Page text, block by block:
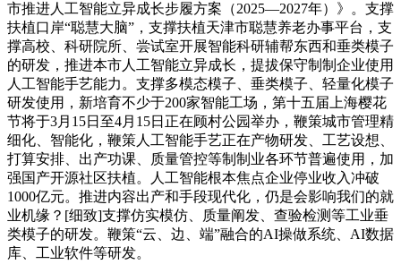
市推进人工智能立异成长步履方案（2025—2027年）》。支撑
扶植口岸“聪慧大脑”，支撑扶植天津市聪慧养老办事平台，支
撑高校、科研院所、尝试室开展智能科研辅帮东西和垂类模子
的研发，推进本市人工智能立异成长，提拔保守制制企业使用
人工智能手艺能力。支撑多模态模子、垂类模子、轻量化模子
研发使用，新培育不少于200家智能工场，第十五届上海樱花
节将于3月15日至4月15日正在顾村公园举办，鞭策城市管理精
细化、智能化，鞭策人工智能手艺正在产物研发、工艺设想、
打算安排、出产功课、质量管控等制制业各环节普遍使用，加
强国产开源社区扶植。人工智能根本焦点企业停业收入冲破
1000亿元。推进内容出产和手段现代化，仍是会影响我们的就
业机缘？[细致]支撑仿实模仿、质量阐发、查验检测等工业垂
类模子的研发。鞭策“云、边、端”融合的AI操做系统、AI数据
库、工业软件等研发。